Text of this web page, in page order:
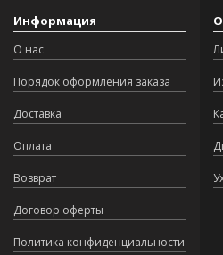
Информация
О нас
Порядок оформления заказа
Доставка
Оплата
Возврат
Договор оферты
Политика конфиденциальности